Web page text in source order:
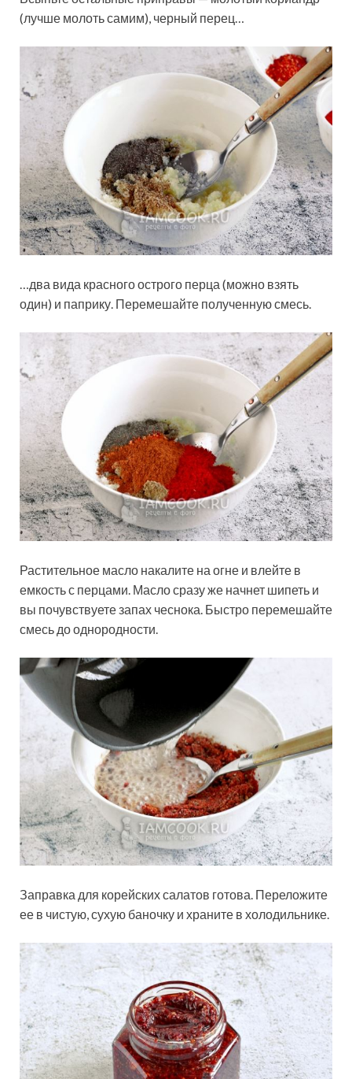
(лучше молоть самим), черный перец…
…два вида красного острого перца (можно взять
один) и паприку. Перемешайте полученную смесь.
Растительное масло накалите на огне и влейте в
емкость с перцами. Масло сразу же начнет шипеть и
вы почувствуете запах чеснока. Быстро перемешайте
смесь до однородности.
Заправка для корейских салатов готова. Переложите
ее в чистую, сухую баночку и храните в холодильнике.